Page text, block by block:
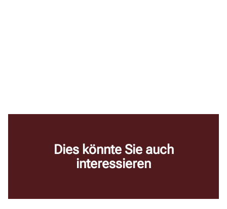
Dies könnte Sie auch
interessieren